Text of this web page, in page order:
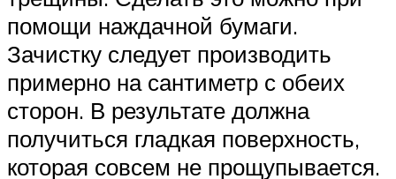
помощи наждачной бумаги.
Зачистку следует производить
примерно на сантиметр с обеих
сторон. В результате должна
получиться гладкая поверхность,
которая совсем не прощупывается.